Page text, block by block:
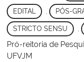
EDITAL , PÓS-
STRICTO SENSU
Pró-reitoria de
UFVJM